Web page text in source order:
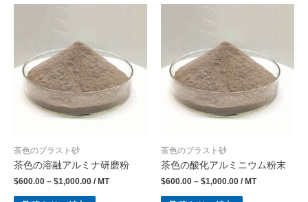
茶色のブラスト砂
茶色の溶融アルミナ研磨粉
$600.00 – $1,000.00 / MT
茶色のブラスト砂
茶色の酸化アルミニウム粉末
$600.00 – $1,000.00 / MT